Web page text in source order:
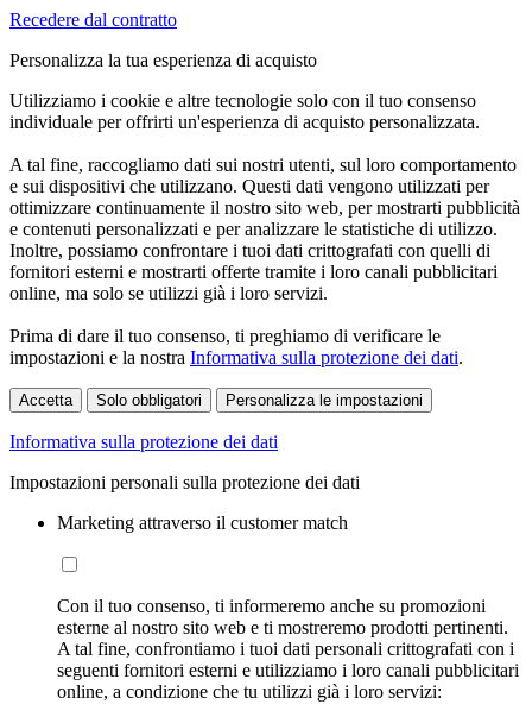
Recedere dal contratto
Personalizza la tua esperienza di acquisto
Utilizziamo i cookie e altre tecnologie solo con il tuo consenso
individuale per offrirti un'esperienza di acquisto personalizzata.
A tal fine, raccogliamo dati sui nostri utenti, sul loro comportamento
e sui dispositivi che utilizzano. Questi dati vengono utilizzati per
ottimizzare continuamente il nostro sito web, per mostrarti pubblicità
e contenuti personalizzati e per analizzare le statistiche di utilizzo.
Inoltre, possiamo confrontare i tuoi dati crittografati con quelli di
fornitori esterni e mostrarti offerte tramite i loro canali pubblicitari
online, ma solo se utilizzi già i loro servizi.
Prima di dare il tuo consenso, ti preghiamo di verificare le
impostazioni e la nostra Informativa sulla protezione dei dati.
Accetta Solo obbligatori Personalizza le impostazioni
Informativa sulla protezione dei dati
Impostazioni personali sulla protezione dei dati
Marketing attraverso il customer match
Con il tuo consenso, ti informeremo anche su promozioni
esterne al nostro sito web e ti mostreremo prodotti pertinenti.
A tal fine, confrontiamo i tuoi dati personali crittografati con i
seguenti fornitori esterni e utilizziamo i loro canali pubblicitari
online, a condizione che tu utilizzi già i loro servizi: